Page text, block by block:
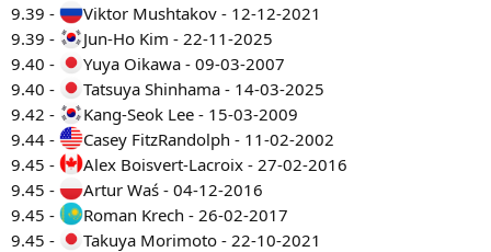
9.39 -
Viktor Mushtakov - 12-12-2021
9.39 -
Jun-Ho Kim - 22-11-2025
9.40 -
Yuya Oikawa - 09-03-2007
9.40 -
Tatsuya Shinhama - 14-03-2025
9.42 -
Kang-Seok Lee - 15-03-2009
9.44 -
Casey FitzRandolph - 11-02-2002
9.45 -
Alex Boisvert-Lacroix - 27-02-2016
9.45 -
Artur Waś - 04-12-2016
9.45 -
Roman Krech - 26-02-2017
9.45 -
Takuya Morimoto - 22-10-2021